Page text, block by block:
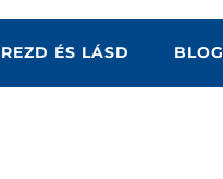
ÉS LÁSD BLOG